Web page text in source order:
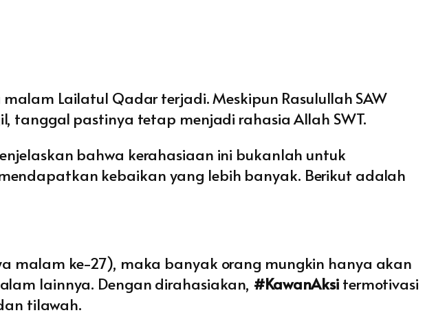
Lailatul Qadar terjadi. Meskipun Rasulullah SAW
tanggal pastinya tetap menjadi rahasia Allah SWT.
bahwa kerahasiaan ini bukanlah untuk
kebaikan yang lebih banyak. Berikut adalah
malam ke-27), maka banyak orang mungkin hanya akan
lainnya. Dengan dirahasiakan, #KawanAksi termotivasi
tilawah.